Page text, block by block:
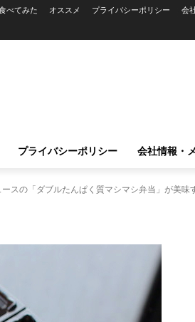
べてみた オススメ プライバシーポリシー 会
プライバシーポリシー 会社情報・
スの「ダブルたんぱく質マシマシ弁当」が美味